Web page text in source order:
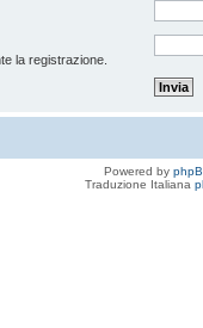
la registrazione.
Powered by
Traduzione Italiana